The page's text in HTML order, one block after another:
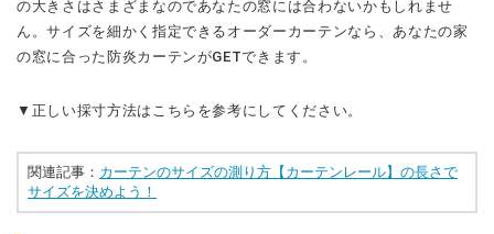
の大きさはさまざまなのであなたの窓には合わないかもしれませ
ん。サイズを細かく指定できるオーダーカーテンなら、あなたの家
の窓に合った防炎カーテンがGETできます。
▼正しい採寸方法はこちらを参考にしてください。
関連記事： カーテンのサイズの測り方【カーテンレール】の長さで
サイズを決めよう！